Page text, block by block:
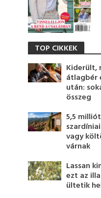
TOP CIKKEK
Kiderült,
átlagbér
után:
összeg
5,5
vagy
várnak
Lassan
ezt az
ültetik